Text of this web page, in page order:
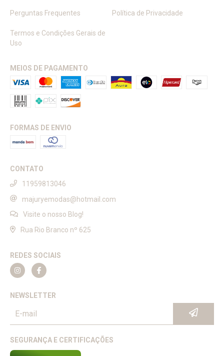
Perguntas Frequentes Política de Privacidade
Termos e Condições Gerais de
Uso
MEIOS DE PAGAMENTO
FORMAS DE ENVIO
CONTATO
11959813046
majuryemodas@hotmail.com
Visite o nosso Blog!
Rua Rio Branco nº 625
REDES SOCIAIS
NEWSLETTER
SEGURANÇA E CERTIFICAÇÕES